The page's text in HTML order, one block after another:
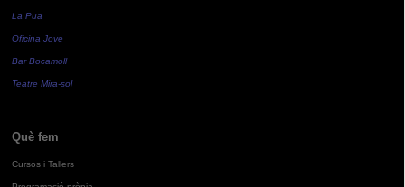
La Pua
Oficina Jove
Bar Bocamoll
Teatre Mira-sol
Què fem
Cursos i Tallers